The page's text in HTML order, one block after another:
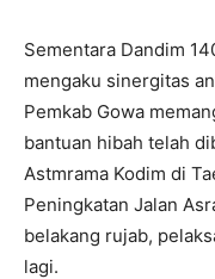
Sementara Dandim
mengaku sinergitas
Pemkab Gowa
bantuan hibah telah
Astmrama Kodim di
Peningkatan Jalan
belakang rujab,
lagi.